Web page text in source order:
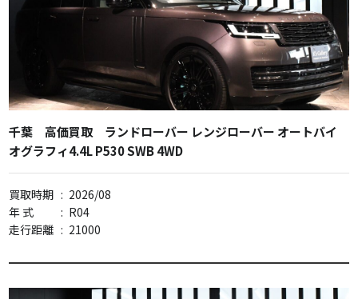
千葉 高価買取 ランドローバー レンジローバー オートバイ
オグラフィ4.4L P530 SWB 4WD
買取時期 : 2026/08
年 式
: R04
走行距離 : 21000